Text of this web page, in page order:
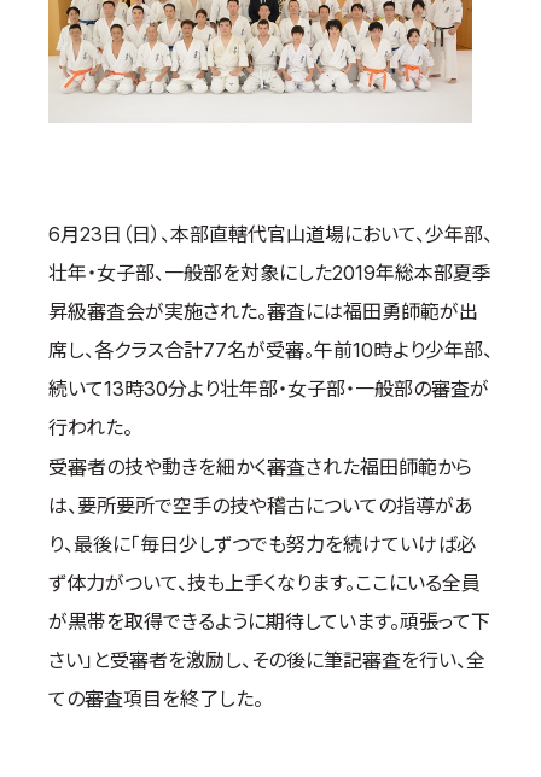
公式記録
試合規則
入門のご案内
会員制度
取材のお申し込み
よくある質問
プライバシーポリシー
サイトマップ
Language
日本語
English
6月23日（日）、本部直轄代官山道場において、少年部、
壮年・女子部、一般部を対象にした2019年総本部夏季
昇級審査会が実施された。審査には福田勇師範が出
席し、各クラス合計77名が受審。午前10時より少年部、
続いて13時30分より壮年部・女子部・一般部の審査が
行われた。
受審者の技や動きを細かく審査された福田師範から
は、要所要所で空手の技や稽古についての指導があ
り、最後に「毎日少しずつでも努力を続けていけば必
ず体力がついて、技も上手くなります。ここにいる全員
が黒帯を取得できるように期待しています。頑張って下
さい」と受審者を激励し、その後に筆記審査を行い、全
ての審査項目を終了した。